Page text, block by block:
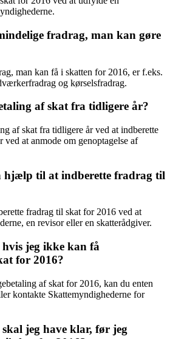
fradrag, man kan gøre
man kan få i skatten for 2016, er f.eks.
og kørselsfradrag.
af skat fra tidligere år?
af skat fra tidligere år ved at indberette
ved at anmode om genoptagelse af
hjælp til at indberette fradrag til
fradrag til skat for 2016 ved at
en revisor eller en skatterådgiver.
jeg ikke kan få
for 2016?
af skat for 2016, kan du enten
kontakte Skattemyndighederne for
jeg have klar, før jeg